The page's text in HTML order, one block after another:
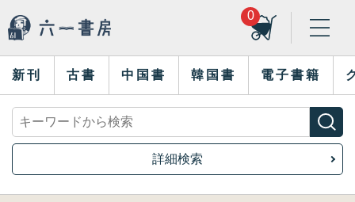
0
新刊 古書 中国書 韓国書 電子書籍
詳細検索